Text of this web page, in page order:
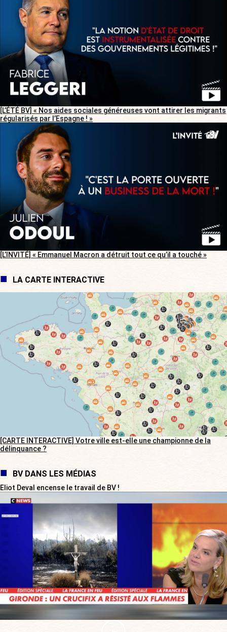
[L’ÉTÉ BV] « Nos aides sociales généreuses vont attirer les migrants
régularisés par l’Espagne ! »
[L’INVITÉ] « Emmanuel Macron a détruit tout ce qu’il a touché »
LA CARTE INTERACTIVE
[CARTE INTERACTIVE] Votre ville est-elle une championne de la
délinquance ?
BV DANS LES MÉDIAS
Eliot Deval encense le travail de BV !